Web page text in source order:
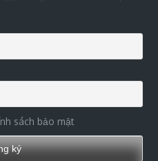
sách bảo mật